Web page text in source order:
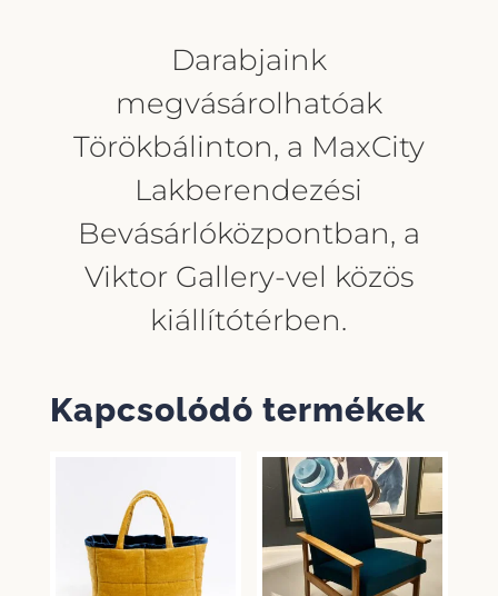
Darabjaink
megvásárolhatóak
Törökbálinton, a MaxCity
Lakberendezési
Bevásárlóközpontban, a
Viktor Gallery-vel közös
kiállítótérben.
Kapcsolódó termékek